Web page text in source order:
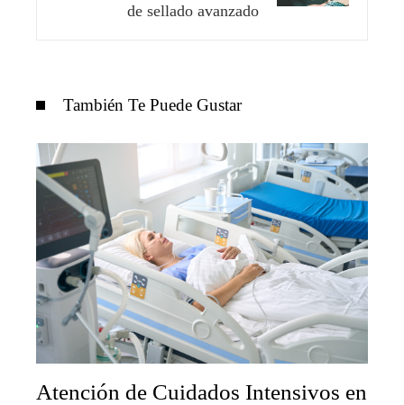
de sellado avanzado
También Te Puede Gustar
Atención de Cuidados Intensivos en